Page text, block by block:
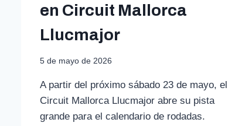
en Circuit Mallorca
Llucmajor
5 de mayo de 2026
A partir del próximo sábado 23 de mayo, el
Circuit Mallorca Llucmajor abre su pista
grande para el calendario de rodadas.